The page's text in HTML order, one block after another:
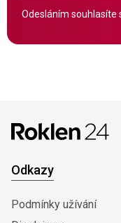
Odesláním souhlasíte
Odkazy
Podmínky užívání